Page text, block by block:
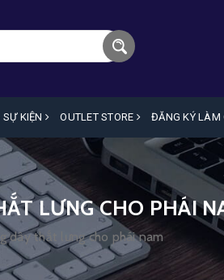
KIỆN OUTLET STORE ĐĂNG KÝ LÀM
LƯNG CHO PHÁI
dây thắt lưng cho phái nam